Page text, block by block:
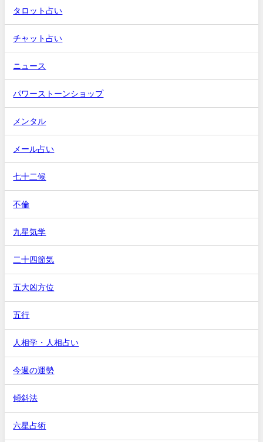
タロット占い
チャット占い
ニュース
パワーストーンショップ
メンタル
メール占い
七十二候
不倫
九星気学
二十四節気
五大凶方位
五行
人相学・人相占い
今週の運勢
傾斜法
六星占術